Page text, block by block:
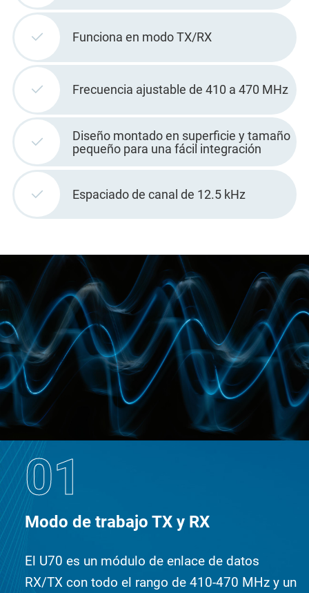
Funciona en modo TX/RX
Frecuencia ajustable de 410 a 470 MHz
Diseño montado en superficie y tamaño
pequeño para una fácil integración
Espaciado de canal de 12.5 kHz
01
Modo de trabajo TX y RX
El U70 es un módulo de enlace de datos
RX/TX con todo el rango de 410-470 MHz y un